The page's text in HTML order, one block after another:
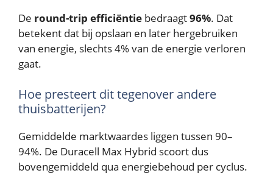
De round-trip efficiëntie bedraagt96%. Dat
betekent dat bij opslaan en later hergebruiken
van energie, slechts 4% van de energie verloren
gaat.
Hoe presteert dit tegenover andere
thuisbatterijen?
Gemiddelde marktwaardes liggen tussen 90–
94%. De Duracell Max Hybrid scoort dus
bovengemiddeld qua energiebehoud per cyclus.